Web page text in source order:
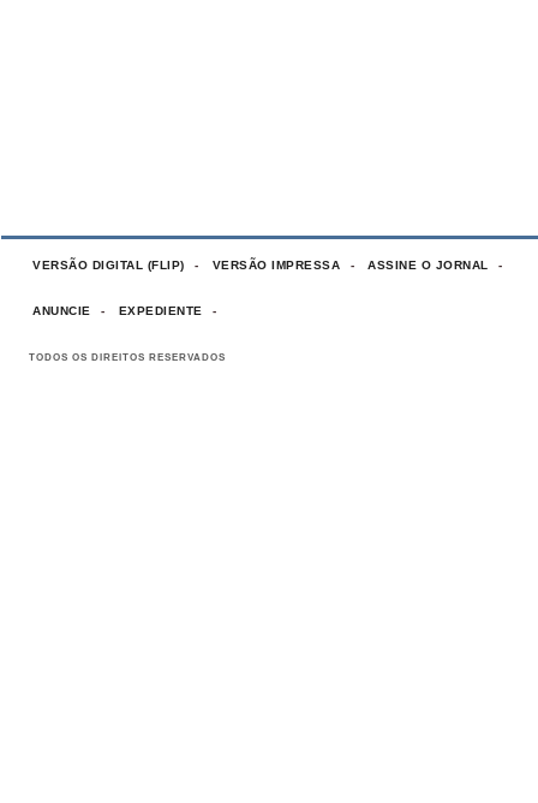
VERSÃO DIGITAL (FLIP) VERSÃO IMPRESSA ASSINE O JORNAL
ANUNCIE EXPEDIENTE
TODOS OS DIREITOS RESERVADOS